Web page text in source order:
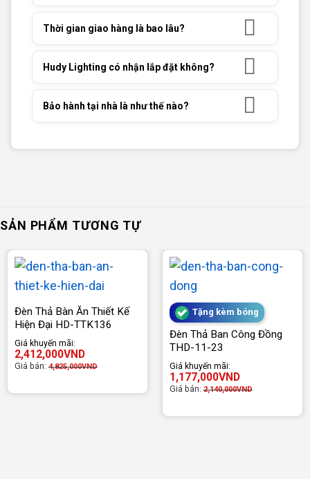
Thời gian giao hàng là bao lâu?
Hudy Lighting có nhận lắp đặt không?
Bảo hành tại nhà là như thế nào?
SẢN PHẨM TƯƠNG TỰ
Đèn Thả Bàn Ăn Thiết Kế
Hiện Đại HD-TTK136
Giá khuyến mãi:
2,412,000VND
Giá bán:4,825,000VND
Tặng kèm bóng
Đèn Thả Ban Công Đồng
THD-11-23
Giá khuyến mãi:
1,177,000VND
Giá bán:2,140,000VND